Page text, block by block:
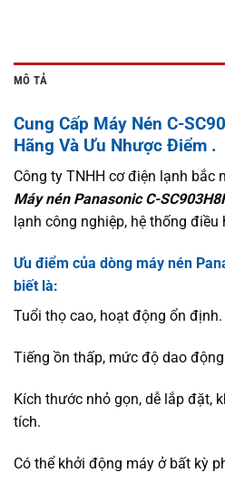
MÔ TẢ
Cung Cấp Máy Nén C-
Hãng Và Ưu Nhược Điểm .
Công ty TNHH cơ điện lạnh bắc
Máy nén Panasonic C-
lạnh công nghiệp, hệ thống điều
Ưu điểm của dòng máy nén
biết là:
Tuổi thọ cao, hoạt động ổn định.
Tiếng ồn thấp, mức độ dao
Kích thước nhỏ gọn, dễ lắp đặt,
tích.
Có thể khởi động máy ở bất kỳ